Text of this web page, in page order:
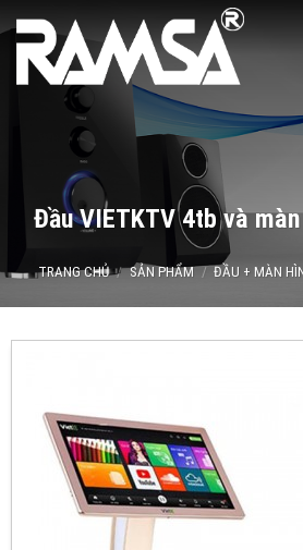
to
content
Đầu VIETKTV 4tb và
TRANG CHỦ / SẢN PHẨM / ĐẦU + MÀN